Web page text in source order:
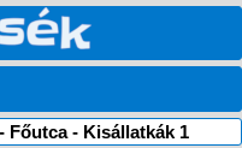
Főutca - Kisállatkák 1